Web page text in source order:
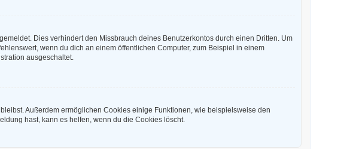
Dies verhindert den Missbrauch deines Benutzerkontos durch einen Dritten. Um
wenn du dich an einem öffentlichen Computer, zum Beispiel in einem
ausgeschaltet.
Außerdem ermöglichen Cookies einige Funktionen, wie beispielsweise den
hast, kann es helfen, wenn du die Cookies löscht.